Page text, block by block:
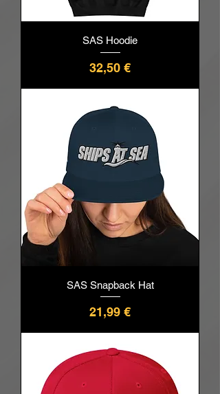
SAS Hoodie
Prix
32,50 €
SAS Snapback Hat
Prix
21,99 €